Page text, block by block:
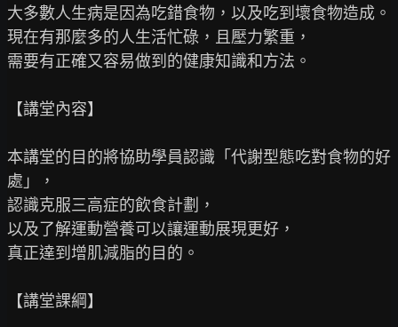
大多數人生病是因為吃錯食物，以及吃到壞食物造成。
現在有那麼多的人生活忙碌，且壓力繁重，
需要有正確又容易做到的健康知識和方法。
【講堂內容】
本講堂的目的將協助學員認識「代謝型態吃對食物的好
處」，
認識克服三高症的飲食計劃，
以及了解運動營養可以讓運動展現更好，
真正達到增肌減脂的目的。
【講堂課綱】